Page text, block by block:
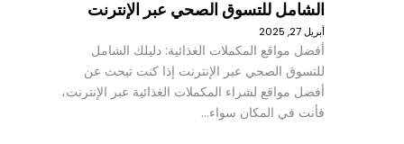
الشامل للتسوق الصحي عبر الإنترنت
أبريل 27, 2025
أفضل مواقع المكملات الغذائية: دليلك الشامل
للتسوق الصحي عبر الإنترنت إذا كنت تبحث عن
أفضل مواقع لشراء المكملات الغذائية عبر الإنترنت،
فأنت في المكان سواء…